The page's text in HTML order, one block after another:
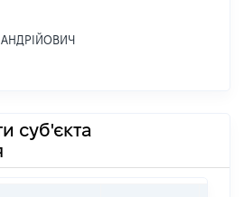
суб'єкта